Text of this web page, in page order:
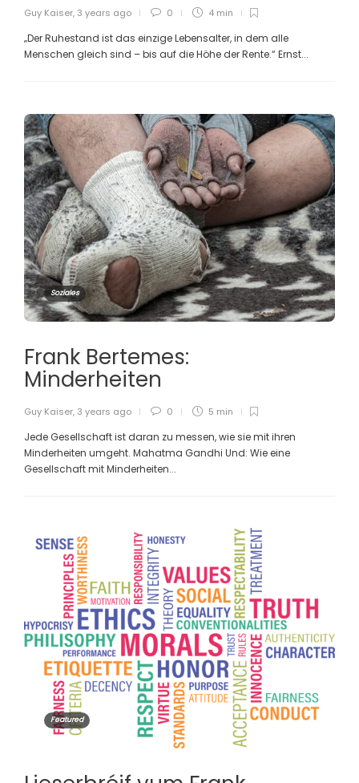
Guy Kaiser, 3 years ago 0 4 min
„Der Ruhestand ist das einzige Lebensalter, in dem alle
Menschen gleich sind – bis auf die Höhe der Rente.“ Ernst...
Soziales
Frank Bertemes:
Minderheiten
Guy Kaiser, 3 years ago 0 5 min
Jede Gesellschaft ist daran zu messen, wie sie mit ihren
Minderheiten umgeht. Mahatma Gandhi Und: Wie eine
Gesellschaft mit Minderheiten...
Featured